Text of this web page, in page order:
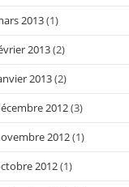
2013(1)
2013(2)
2013(2)
2012(3)
2012(1)
2012(1)